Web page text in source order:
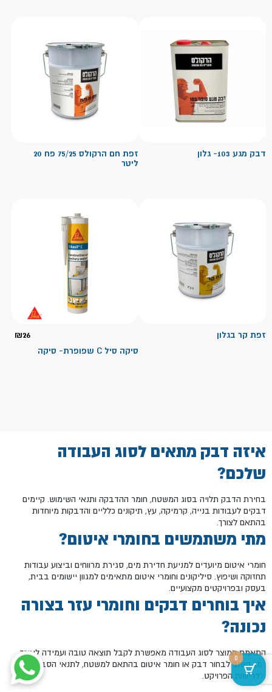
דבק מגע 103- גלון
זפת חם הרקולס 75/25 פח 20
ליטר
זפת קר בגלון ₪26
סיקה סיל C שפופרת- סיקה
איזה דבק מתאים לסוג העבודה
שלכם?
בחירת הדבק תלויה בסוג המשטח, חומר ההדבקה ותנאי השימוש. קיימים
דבקים לעבודות בנייה, קרמיקה, עץ, תיקונים כלליים והדבקות מיוחדות
בהתאם לצורך.
מתי משתמשים בחומרי איטום?
חומרי איטום מיועדים למניעת חדירת מים, סגירת מרווחים וביצוע עבודות
תחזוקה ושיפוץ. סיליקונים וחומרי איטום מתאימים למגוון יישומים בבית,
בעסק ובפרויקטים מקצועיים.
איך בוחרים דבקים וחומרי עזר בצורה
נכונה?
התאמת המוצר לסוג העבודה מאפשרת לקבל תוצאה טובה ועמידה לאורך
זמן. חשוב לבחור דבק או חומר איטום בהתאם למשטח, לתנאי הסביבה
ולדרישות הפרויקט.
0